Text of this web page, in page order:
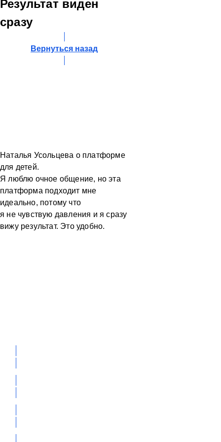
Результат виден
сразу
Вернуться назад
Наталья Усольцева о платформе
для детей.
Я люблю очное общение, но эта
платформа подходит мне
идеально, потому что
я не чувствую давления и я сразу
вижу результат. Это удобно.